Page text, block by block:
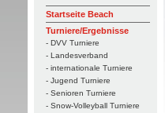
Startseite Beach
Turniere/Ergebnisse
- DVV Turniere
- Landesverband
- internationale Turniere
- Jugend Turniere
- Senioren Turniere
- Snow-Volleyball Turniere